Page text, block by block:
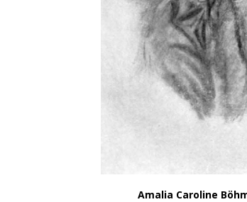
Amalia Caroline